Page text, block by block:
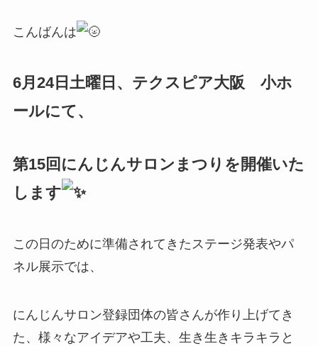
こんばんは
6月24日土曜日、テクスピア大阪 小ホ
ールにて、
第15回にんじんサロンまつりを開催いた
します
この日のために準備されてきたステージ発表やパ
ネル展示では、
にんじんサロン登録団体の皆さんが作り上げてき
た、様々なアイデアや工夫、生き生きキラキラと